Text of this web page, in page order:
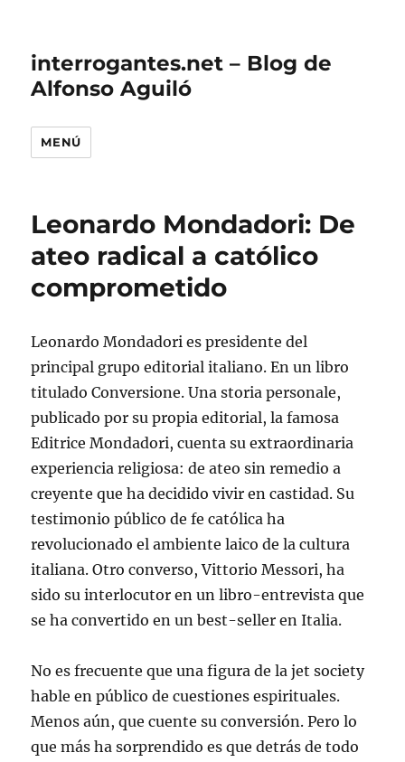
interrogantes.net – Blog de
Alfonso Aguiló
MENÚ
Leonardo Mondadori: De
ateo radical a católico
comprometido
Leonardo Mondadori es presidente del
principal grupo editorial italiano. En un libro
titulado Conversione. Una storia personale,
publicado por su propia editorial, la famosa
Editrice Mondadori, cuenta su extraordinaria
experiencia religiosa: de ateo sin remedio a
creyente que ha decidido vivir en castidad. Su
testimonio público de fe católica ha
revolucionado el ambiente laico de la cultura
italiana. Otro converso, Vittorio Messori, ha
sido su interlocutor en un libro-entrevista que
se ha convertido en un best-seller en Italia.
No es frecuente que una figura de la jet society
hable en público de cuestiones espirituales.
Menos aún, que cuente su conversión. Pero lo
que más ha sorprendido es que detrás de todo